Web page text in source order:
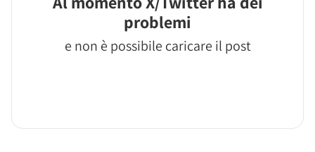
problemi
e non è possibile caricare il post